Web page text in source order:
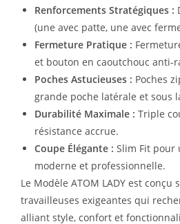
Renforcements Stratégiques :
(une avec patte, une avec
Fermeture Pratique :
et bouton en caoutchouc anti-
Poches Astucieuses : Poches
grande poche latérale et sous
Durabilité Maximale : Triple
résistance accrue.
Coupe Élégante : Slim Fit pour
moderne et professionnelle.
Le Modèle ATOM LADY est
travailleuses exigeantes qui
alliant style, confort et